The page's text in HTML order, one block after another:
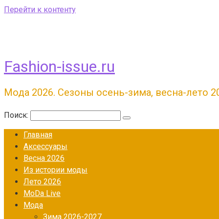
Перейти к контенту
Fashion-issue.ru
Мода 2026. Сезоны осень-зима, весна-лето
Поиск:
Главная
Аксессуары
Весна 2026
Из истории моды
Лето 2026
МоDа Live
Мода
Зима 2026-2027